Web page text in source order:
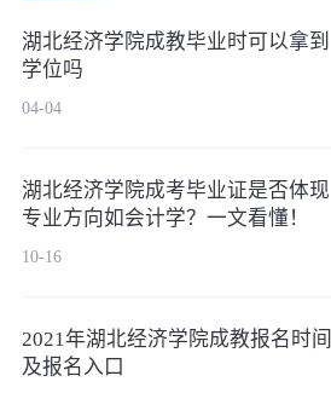
湖北经济学院成教毕业时可以拿到
学位吗
04-04
湖北经济学院成考毕业证是否体现
专业方向如会计学？一文看懂！
10-16
2021年湖北经济学院成教报名时间
及报名入口